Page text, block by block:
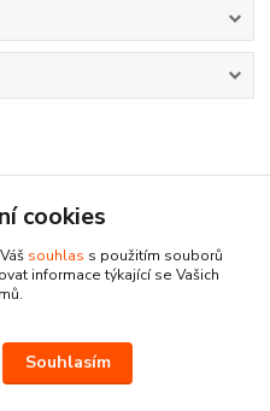
suché. Obsah norkového
vytvářel nevhodný mastný film.
ochablé pleti a tvorby
cookies
souhlas s použitím souborů
informace týkající se Vašich
Souhlasím